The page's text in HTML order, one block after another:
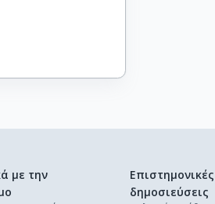
με την
Επιστημονικές
δημοσιεύσεις